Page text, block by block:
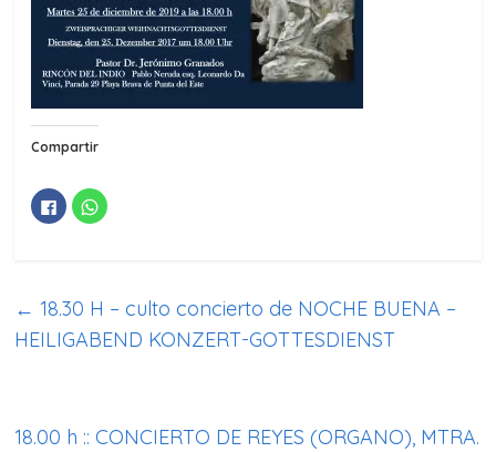
Compartir
H
a
a
r
a
c
t
i
H
a
a
r
a
c
t
i
← 18.30 H – culto concierto de NOCHE BUENA –
HEILIGABEND KONZERT-GOTTESDIENST
18.00 h :: CONCIERTO DE REYES (ORGANO), MTRA.